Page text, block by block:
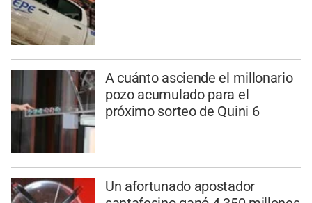
A cuánto asciende el millonario
pozo acumulado para el
próximo sorteo de Quini 6
Un afortunado apostador